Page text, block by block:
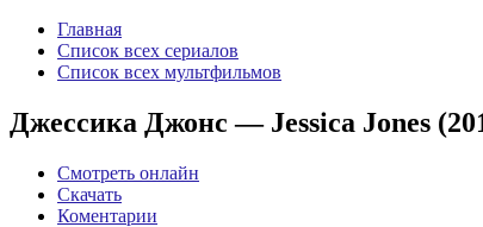
Главная
Список всех сериалов
Список всех мультфильмов
Джессика Джонс — Jessica Jones
Смотреть онлайн
Скачать
Коментарии